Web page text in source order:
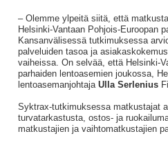
– Olemme ylpeitä siitä, että
Helsinki-Vantaan Pohjois-Euroopan
Kansanvälisessä tutkimuksessa
palveluiden tasoa ja
vaiheissa. On selvää, että Helsinki-
parhaiden lentoasemien joukossa,
lentoasemanjohtaja Ulla Serlenius
Syktrax-tutkimuksessa matkustajat
turvatarkastusta, ostos- ja
matkustajien ja vaihtomatkustajien